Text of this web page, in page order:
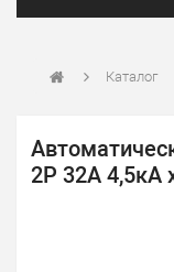
Каталог
2Р 32А 4,5кА